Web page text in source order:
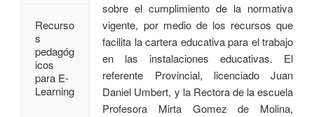
sobre el cumplimiento de la normativa
vigente, por medio de los recursos que
facilita la cartera educativa para el trabajo
en las instalaciones educativas. El
referente Provincial, licenciado Juan
Daniel Umbert, y la Rectora de la escuela
Profesora Mirta Gomez de Molina,
Recurso
s
pedagóg
icos
para E-
Learning